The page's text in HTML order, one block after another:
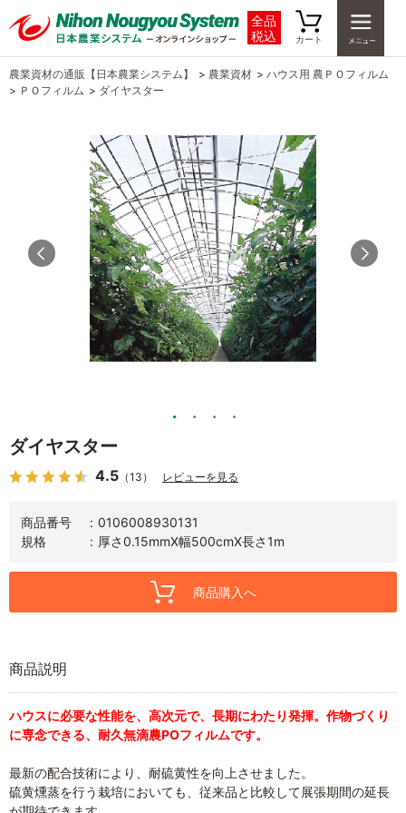
全品
税込
カート
農業資材の通販【日本農業システム】 > 農業資材 > ハウス用 農ＰＯフィルム
> ＰＯフィルム > ダイヤスター
ダイヤスター
4.5 （13） レビューを見る
商品番号
0106008930131
規格
厚さ0.15mmX幅500cmX長さ1m
商品購入へ
商品説明
ハウスに必要な性能を、高次元で、長期にわたり発揮。作物づくり
に専念できる、耐久無滴農POフィルムです。
最新の配合技術により、耐硫黄性を向上させました。
硫黄燻蒸を行う栽培においても、従来品と比較して展張期間の延長